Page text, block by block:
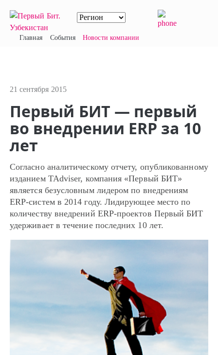
Главная События Новости компании
21 сентября 2015
Первый БИТ — первый
во внедрении ERP за 10
лет
Согласно аналитическому отчету, опубликованному
изданием TAdviser, компания «Первый БИТ»
является безусловным лидером по внедрениям
ERP-систем в 2014 году. Лидирующее место по
количеству внедрений ERP-проектов Первый БИТ
удерживает в течение последних 10 лет.